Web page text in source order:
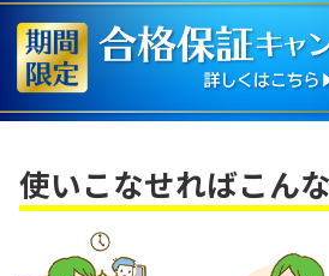
使いこなせればこん